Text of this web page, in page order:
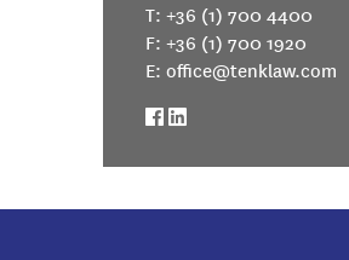
T: +36 (1) 700 4400
F: +36 (1) 700 1920
E: office@tenklaw.com